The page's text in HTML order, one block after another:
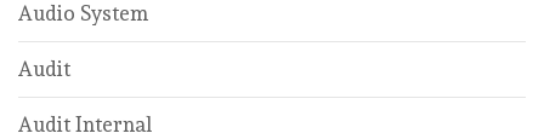
Audio System
Audit
Audit Internal